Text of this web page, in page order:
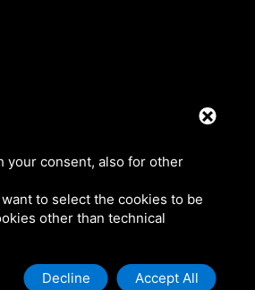
your consent, also for other
to select the cookies to be
other than technical
Decline Accept All
0425 492644. P.I. 00748970290